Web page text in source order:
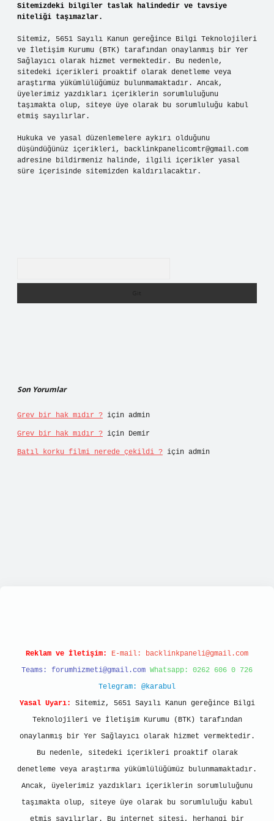
Sitemizdeki bilgiler taslak halindedir ve tavsiye
niteliği taşımazlar.
Sitemiz, 5651 Sayılı Kanun gereğince Bilgi Teknolojileri
ve İletişim Kurumu (BTK) tarafından onaylanmış bir Yer
Sağlayıcı olarak hizmet vermektedir. Bu nedenle,
sitedeki içerikleri proaktif olarak denetleme veya
araştırma yükümlülüğümüz bulunmamaktadır. Ancak,
üyelerimiz yazdıkları içeriklerin sorumluluğunu
taşımakta olup, siteye üye olarak bu sorumluluğu kabul
etmiş sayılırlar.
Hukuka ve yasal düzenlemelere aykırı olduğunu
düşündüğünüz içerikleri, backlinkpanelicomtr@gmail.com
adresine bildirmeniz halinde, ilgili içerikler yasal
süre içerisinde sitemizden kaldırılacaktır.
Son Yorumlar
Grev bir hak mıdır ? için admin
Grev bir hak mıdır ? için Demir
Batıl korku filmi nerede çekildi ? için admin
Reklam ve İletişim: E-mail: backlinkpaneli@gmail.com
Teams: forumhizmeti@gmail.com Whatsapp: 0262 606 0 726
Telegram: @karabul
Yasal Uyarı:
Sitemiz, 5651 Sayılı Kanun gereğince Bilgi
Teknolojileri ve İletişim Kurumu (BTK) tarafından
onaylanmış bir Yer Sağlayıcı olarak hizmet vermektedir.
Bu nedenle, sitedeki içerikleri proaktif olarak
denetleme veya araştırma yükümlülüğümüz bulunmamaktadır.
Ancak, üyelerimiz yazdıkları içeriklerin sorumluluğunu
taşımakta olup, siteye üye olarak bu sorumluluğu kabul
etmiş sayılırlar. Bu internet sitesi, herhangi bir